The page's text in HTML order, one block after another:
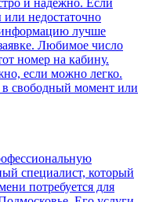
недостаточно
лучше
Любимое число
номер на кабину.
если можно легко.
свободный момент или
специалист, который
потребуется для